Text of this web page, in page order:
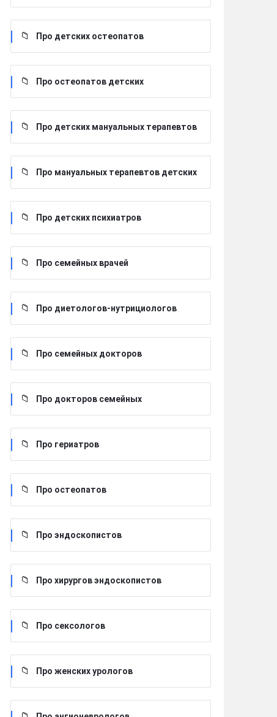
Про детских остеопатов
Про остеопатов детских
Про детских мануальных терапевтов
Про мануальных терапевтов детских
Про детских психиатров
Про семейных врачей
Про диетологов-нутрициологов
Про семейных докторов
Про докторов семейных
Про гериатров
Про остеопатов
Про эндоскопистов
Про хирургов эндоскопистов
Про сексологов
Про женских урологов